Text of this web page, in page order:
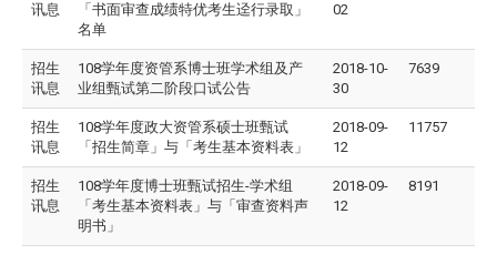
讯息
「书面审查成绩特优考生迳行录取」
名单
02
招生
讯息
108学年度资管系博士班学术组及产
业组甄试第二阶段口试公告
2018-10-
30
7639
招生
讯息
108学年度政大资管系硕士班甄试
「招生简章」与「考生基本资料表」
2018-09-
12
11757
招生
讯息
108学年度博士班甄试招生-学术组
「考生基本资料表」与「审查资料声
明书」
2018-09-
12
8191